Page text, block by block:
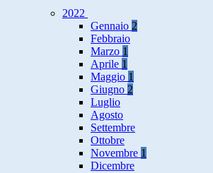
2022
Gennaio 2
Febbraio
Marzo 1
Aprile 1
Maggio 1
Giugno 2
Luglio
Agosto
Settembre
Ottobre
Novembre 1
Dicembre